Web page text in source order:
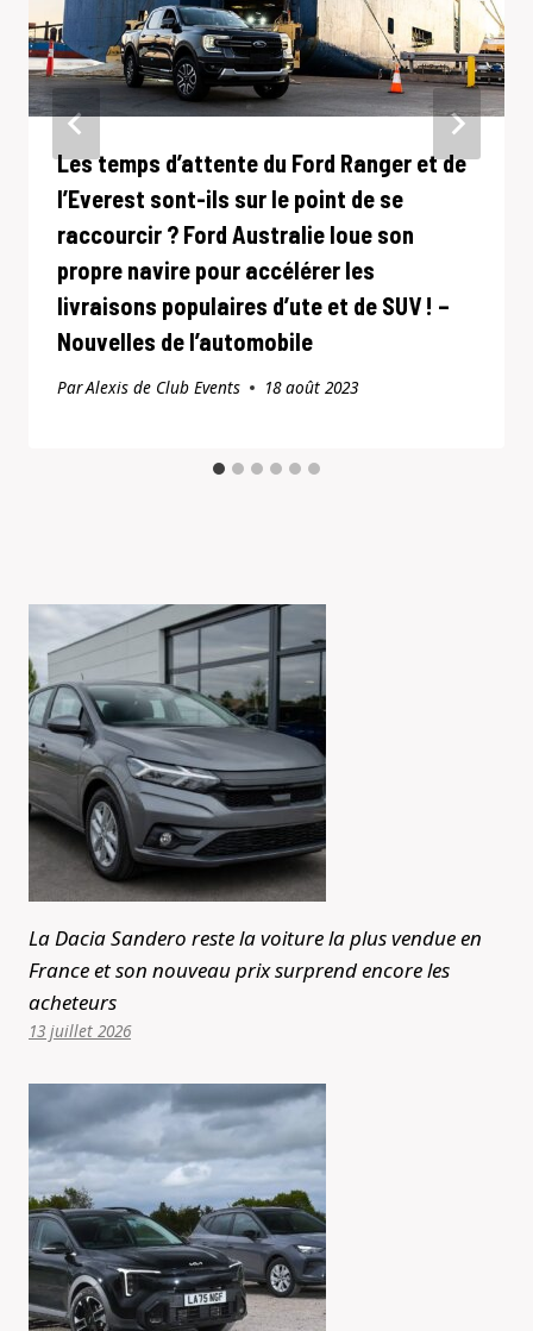
Les temps d’attente du Ford Ranger et de
l’Everest sont-ils sur le point de se
raccourcir ? Ford Australie loue son
propre navire pour accélérer les
livraisons populaires d’ute et de SUV ! –
Nouvelles de l’automobile
ParAlexis de Club Events 18 août 2023
La Dacia Sandero reste la voiture la plus vendue en
France et son nouveau prix surprend encore les
acheteurs
13 juillet 2026